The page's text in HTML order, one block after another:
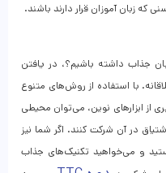
زبان آموزان قرار دارند باشند.
جذاب داشته باشیم؟، در یافتن
با استفاده از روش‌های متنوع
از ابزارهای نوین، می‌توان محیطی
در آن شرکت کنند. اگر شما نیز
و می‌خواهید تکنیک‌های جذاب